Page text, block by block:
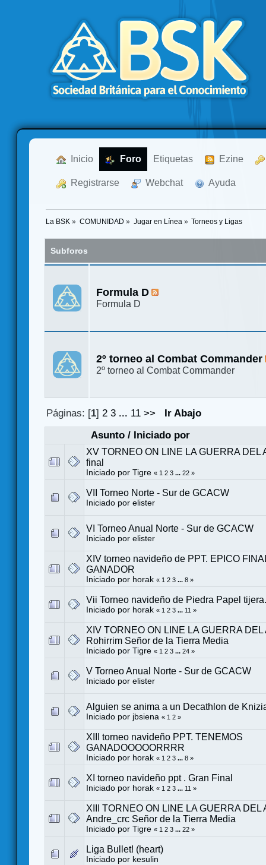
Inicio Foro Etiquetas Ezine
Registrarse Webchat Ayuda
La BSK » COMUNIDAD » Jugar en Línea » Torneos y Ligas
Subforos
Formula D
Formula D
2º torneo al Combat Commander
2º torneo al Combat Commander
Páginas: [1]2 3 ... 11 >>
Ir Abajo
Asunto/ Iniciado por
XV TORNEO ON LINE LA GUERRA DEL
final
Iniciado por Tigre « 1 2 3 ... 22 »
VII Torneo Norte - Sur de GCACW
Iniciado por elister
VI Torneo Anual Norte - Sur de GCACW
Iniciado por elister
XIV torneo navideño de PPT. EPICO
GANADOR
Iniciado por horak « 1 2 3 ... 8 »
Vii Torneo navideño de Piedra Papel
Iniciado por horak « 1 2 3 ... 11 »
XIV TORNEO ON LINE LA GUERRA DEL
Rohirrim Señor de la Tierra Media
Iniciado por Tigre « 1 2 3 ... 24 »
V Torneo Anual Norte - Sur de GCACW
Iniciado por elister
Alguien se anima a un Decathlon de
Iniciado por jbsiena « 1 2 »
XIII torneo navideño PPT. TENEMOS
GANADOOOOORRRR
Iniciado por horak « 1 2 3 ... 8 »
XI torneo navideño ppt . Gran Final
Iniciado por horak « 1 2 3 ... 11 »
XIII TORNEO ON LINE LA GUERRA DEL
Andre_crc Señor de la Tierra Media
Iniciado por Tigre « 1 2 3 ... 22 »
Liga Bullet! (heart)
Iniciado por kesulin